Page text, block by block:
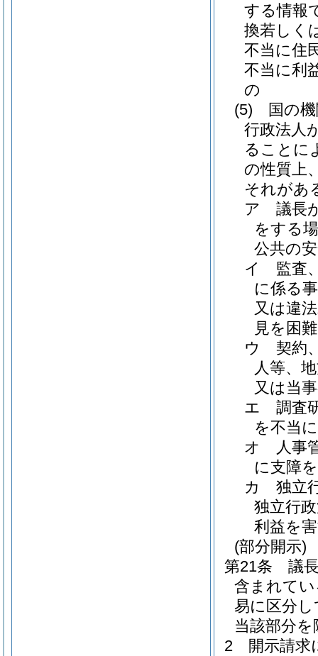
する情報
換若しく
不当に住
不当に利
の
(5)
国の
行政法人
ることに
の性質上
それがあ
ア
議長
をする
公共の
イ
監査
に係る
又は違
見を困
ウ
契約
人等、
又は当
エ
調査
を不当
オ
人事
に支障
カ
独立
独立行
利益を
(部分開示)
第21条
議
含まれて
易に区分
当該部分
2
開示請求